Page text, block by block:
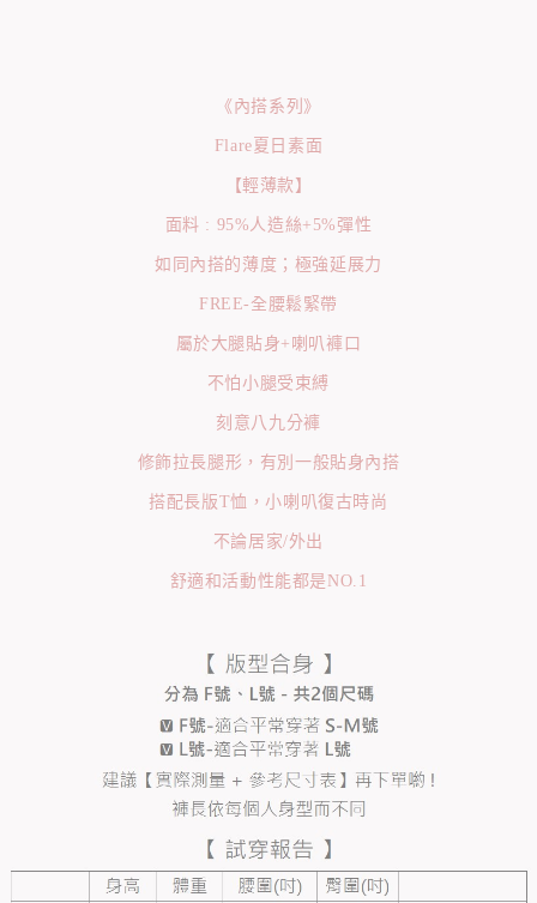
《內搭系列》
Flare夏日素面
【輕薄款】
面料 : 95%人造絲+5%彈性
如同內搭的薄度；極強延展力
FREE-全腰鬆緊帶
屬於大腿貼身+喇叭褲口
不怕小腿受束縛
刻意八九分褲
修飾拉長腿形，有別一般貼身內搭
搭配長版T恤，小喇叭復古時尚
不論居家/外出
舒適和活動性能都是NO.1